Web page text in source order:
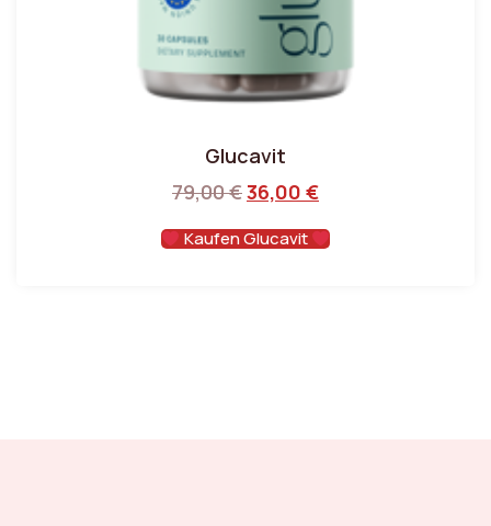
Glucavit
79,00€36,00 €
Kaufen Glucavit